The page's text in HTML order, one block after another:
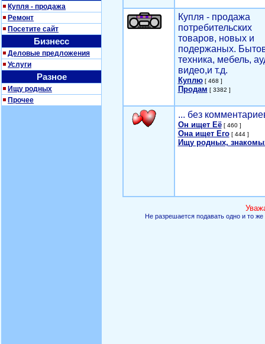
Купля - продажа
Ремонт
Посетите сайт
Бизнесс
Деловые предложения
Услуги
Разное
Ищу родных
Прочее
Купля - продажа
потребительских
товаров, новых и
подержаных.
техника, мебель,
видео,и т.д.
Куплю[ 468 ]
Продам [ 3382 ]
... без
Он ищет Её[ 460 ]
Она ищет Его[ 444 ]
Ищу родных,
Не разрешается подавать одно и то